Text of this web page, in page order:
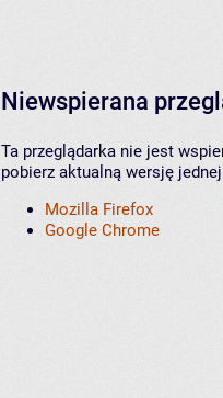
Niewspierana
Ta przeglądarka nie jest
pobierz aktualną wersję
Mozilla Firefox
Google Chrome